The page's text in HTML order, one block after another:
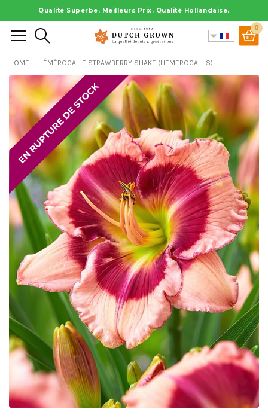
au
contenu
Qualité Superbe, Meilleurs Prix. Qualité Hollandaise.
Rechercher 0
HOME HÉMÉROCALLE STRAWBERRY SHAKE (HEMEROCALLIS)